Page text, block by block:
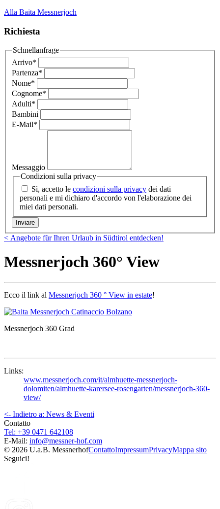
Alla Baita Messnerjoch
Richiesta
Schnellanfrage
Arrivo*
Partenza*
Nome*
Cognome*
Adulti*
Bambini
E-Mail*
Messaggio
Condizioni sulla privacy
Sì, accetto le condizioni sulla privacy dei dati
personali e mi dichiaro d'accordo von l'elaborazione dei
miei dati personali.
< Angebote für Ihren Urlaub in Südtirol entdecken!
Messnerjoch 360° View
Ecco il link al Messnerjoch 360 ° View in estate!
Messnerjoch 360 Grad
Links:
www.messnerjoch.com/it/almhuette-messnerjoch-
dolomiten/almhuette-karersee-rosengarten/messnerjoch-360-
view/
<- Indietro a: News & Eventi
Contatto
Tel: +39 0471 642108
E-Mail: info@messner-hof.com
© 2026 U.a.B. MessnerhofContattoImpressumPrivacyMappa sito
Seguici!